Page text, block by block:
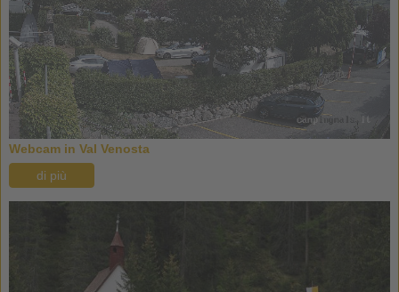
Webcam in Val Venosta
di più